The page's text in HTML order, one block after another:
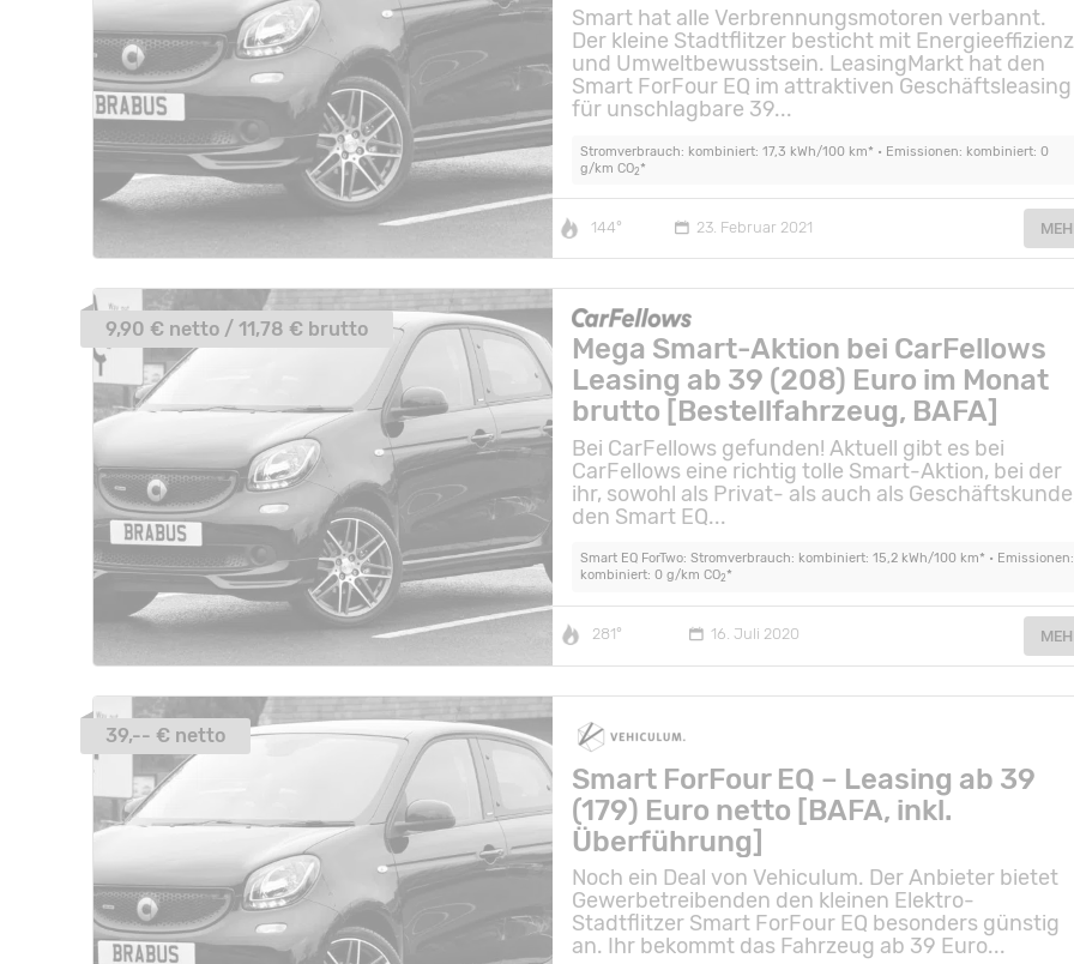
Smart hat alle Verbrennungsmotoren verbannt.
Der kleine Stadtflitzer besticht mit Energieeffizienz
und Umweltbewusstsein. LeasingMarkt hat den
Smart ForFour EQ im attraktiven Geschäftsleasing
für unschlagbare 39...
Stromverbrauch: kombiniert: 17,3 kWh/100 km* • Emissionen: kombiniert: 0
g/km CO2*
144° 23. Februar 2021
Mega Smart-Aktion bei CarFellows
Leasing ab 39 (208) Euro im Monat
brutto [Bestellfahrzeug, BAFA]
Bei CarFellows gefunden! Aktuell gibt es bei
CarFellows eine richtig tolle Smart-Aktion, bei der
ihr, sowohl als Privat- als auch als
den Smart EQ...
Smart EQ ForTwo: Stromverbrauch: kombiniert: 15,2 kWh/100 km* • Emissionen:
kombiniert: 0 g/km CO2*
281° 16. Juli 2020
9,90 € netto / 11,78 € brutto
Smart ForFour EQ – Leasing ab 39
(179) Euro netto [BAFA, inkl.
Überführung]
Noch ein Deal von Vehiculum. Der Anbieter bietet
Gewerbetreibenden den kleinen Elektro-
Stadtflitzer Smart ForFour EQ besonders günstig
an. Ihr bekommt das Fahrzeug ab 39 Euro...
39,-- € netto